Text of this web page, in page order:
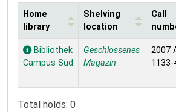
Holdings
Home
library
Shelving
location
Call
Bibliothek
Campus Süd
Geschlossenes
Magazin
2007
1133-
Total holds: 0